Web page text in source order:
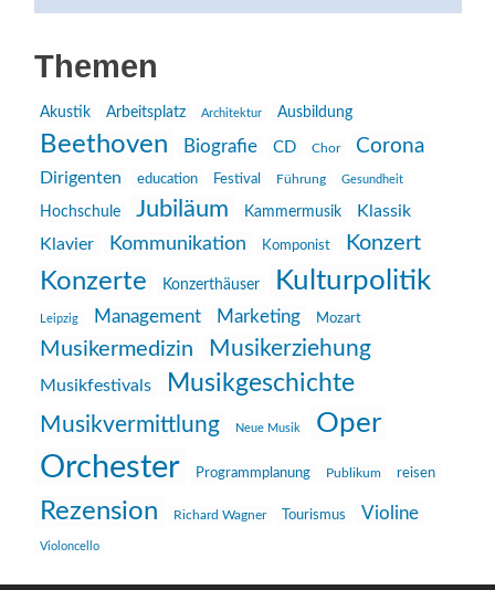
Themen
Akustik Arbeitsplatz Architektur Ausbildung
Beethoven Biografie CD Chor Corona
Dirigenten education Festival Führung Gesundheit
Hochschule Jubiläum Kammermusik
Klassik
Klavier
Kommunikation Komponist Konzert
Konzerte Konzerthäuser Kulturpolitik
Leipzig Management Marketing Mozart
Musikermedizin Musikerziehung
Musikfestivals Musikgeschichte
Musikvermittlung Neue Musik Oper
Orchester Programmplanung Publikum reisen
Rezension Richard Wagner Tourismus Violine
Violoncello